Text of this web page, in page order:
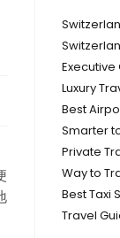
Luxury
Best
Smarter
Private
Way to
Best Taxi
Travel